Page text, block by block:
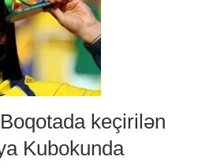
keçirilən
Kubokunda